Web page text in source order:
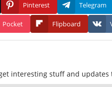
Pinterest Telegram
Pocket Flipboard
interesting stuff and updates